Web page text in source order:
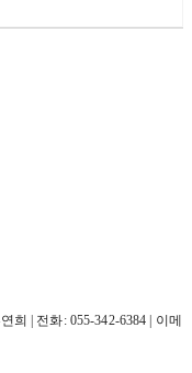
희 | 전화: 055-342-6384 | 이메